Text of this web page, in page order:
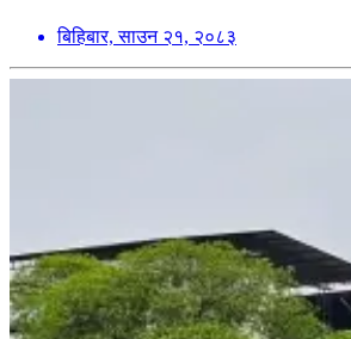
बिहिबार, साउन २१, २०८३